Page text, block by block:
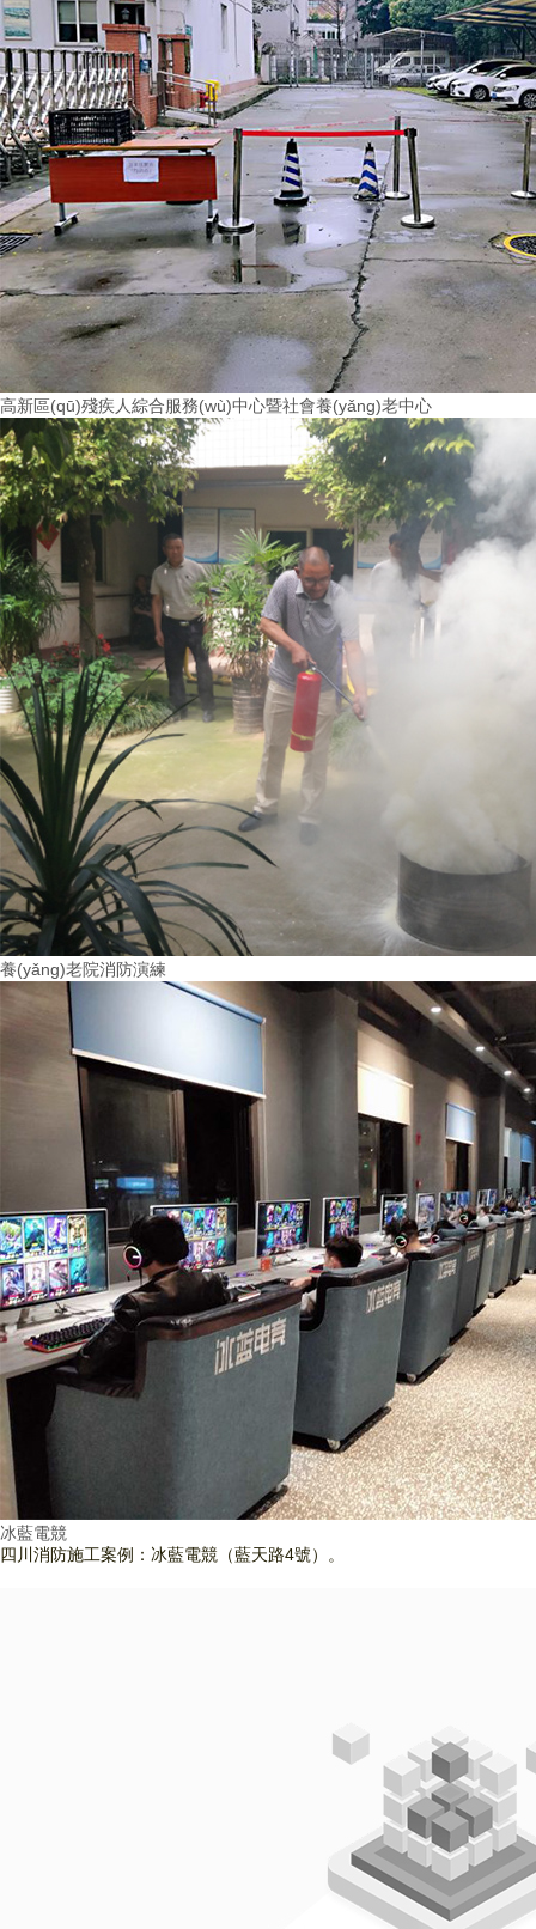
高新區(qū)殘疾人綜合服務(wù)中心暨社會養(yǎng)老中心
養(yǎng)老院消防演練
冰藍電競
四川消防施工案例：冰藍電競（藍天路4號）。